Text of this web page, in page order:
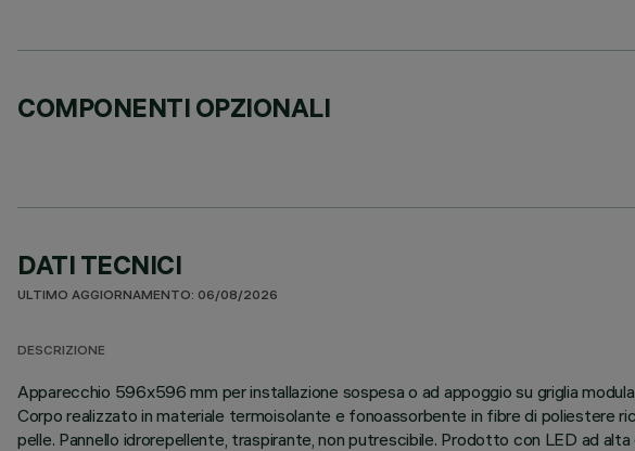
COMPONENTI OPZIONALI
DATI TECNICI
ULTIMO AGGIORNAMENTO: 06/08/2026
DESCRIZIONE
Apparecchio 596x596 mm per installazione sospesa o ad appoggio su griglia
Corpo realizzato in materiale termoisolante e fonoassorbente in fibre di
pelle. Pannello idrorepellente, traspirante, non putrescibile. Prodotto con LED ad